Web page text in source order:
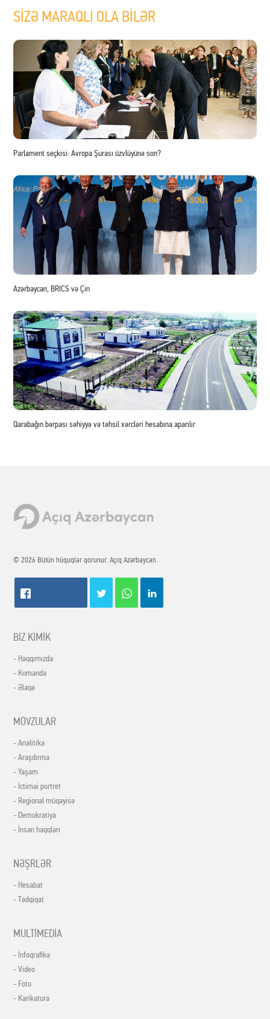
SİZƏ MARAQLI OLA BİLƏR
Parlament seçkisi: Avropa Şurası üzvlüyünə son?
Azərbaycan, BRICS və Çin
Qarabağın bərpası səhiyyə və təhsil xərcləri hesabına aparılır
© 2026 Bütün hüquqlar qorunur. Açıq Azərbaycan.
BİZ KİMİK
- Haqqımızda
- Komanda
- Əlaqə
MÖVZULAR
- Analitika
- Araşdırma
- Yaşam
- İctimai portret
- Regional müqayisə
- Demokratiya
- İnsan haqqları
NƏŞRLƏR
- Hesabat
- Tədqiqat
MULTİMEDİA
- İnfoqrafika
- Video
- Foto
- Karikatura